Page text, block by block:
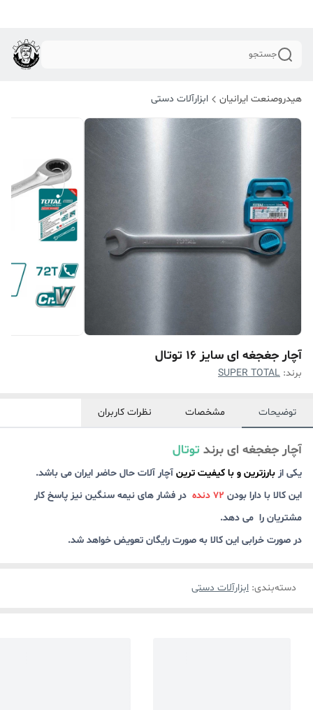
جستجو
هیدروصنعت ایرانیان ابزارآلات دستی
آچار جغجغه ای سایز 16 توتال
برند: SUPER TOTAL
توضیحات مشخصات نظرات کاربران
آچار جغجغه ای برند توتال
یکی از بارزترین و با کیفیت ترین آچار آلات حال حاضر ایران می باشد.
این کالا با دارا بودن 72 دنده
در فشار های نیمه سنگین نیز پاسخ کار
مشتریان را می دهد.
در صورت خرابی این کالا به صورت رایگان تعویض خواهد شد.
دسته‌بندی: ابزارآلات دستی